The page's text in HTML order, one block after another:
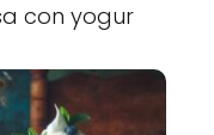
con yogur